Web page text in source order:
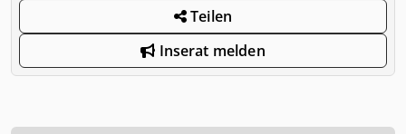
Teilen
Inserat melden